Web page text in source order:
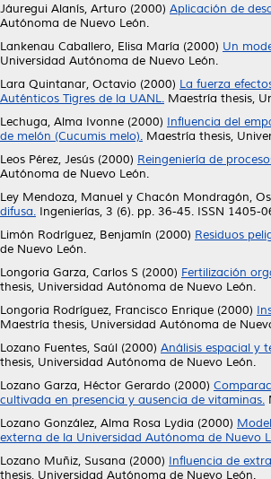
Jáuregui Alanís, Arturo (2000) Aplicación de
Autónoma de Nuevo León.
Lankenau Caballero, Elisa María (2000) Un
Universidad Autónoma de Nuevo León.
Lara Quintanar, Octavio (2000) La fuerza
Auténticos Tigres de la UANL. Maestría thesis,
Lechuga, Alma Ivonne (2000) Influencia del
de melón (Cucumis melo). Maestría thesis,
Leos Pérez, Jesús (2000) Reingeniería de
Autónoma de Nuevo León.
Ley Mendoza, Manuel y Chacón Mondragón,
difusa. Ingenierías, 3 (6). pp. 36-45. ISSN 1405-
Limón Rodríguez, Benjamín (2000) Residuos
de Nuevo León.
Longoria Garza, Carlos S (2000) Fertilización
thesis, Universidad Autónoma de Nuevo León.
Longoria Rodríguez, Francisco Enrique (2000)
Maestría thesis, Universidad Autónoma de
Lozano Fuentes, Saúl (2000) Análisis espacial y
thesis, Universidad Autónoma de Nuevo León.
Lozano Garza, Héctor Gerardo (2000)
cultivada en presencia y ausencia de vitaminas.
Lozano González, Alma Rosa Lydia (2000)
externa de la Universidad Autónoma de Nuevo
Lozano Muñiz, Susana (2000) Influencia de
thesis, Universidad Autónoma de Nuevo León.